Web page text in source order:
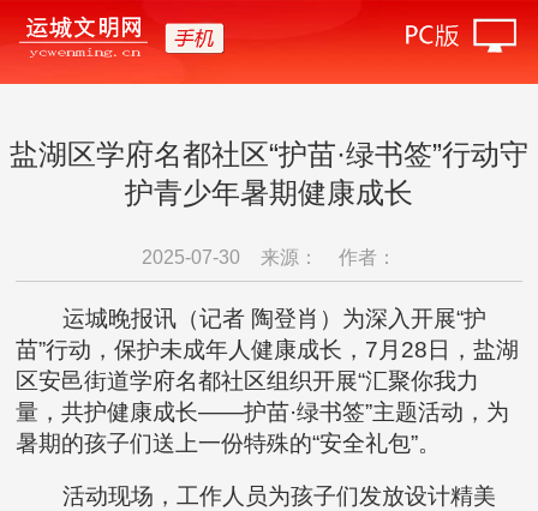
盐湖区学府名都社区“护苗·绿书签”行动守
护青少年暑期健康成长
2025-07-30 来源： 作者：
运城晚报讯（记者 陶登肖）为深入开展“护
苗”行动，保护未成年人健康成长，7月28日，盐湖
区安邑街道学府名都社区组织开展“汇聚你我力
量，共护健康成长——护苗·绿书签”主题活动，为
暑期的孩子们送上一份特殊的“安全礼包”。
活动现场，工作人员为孩子们发放设计精美